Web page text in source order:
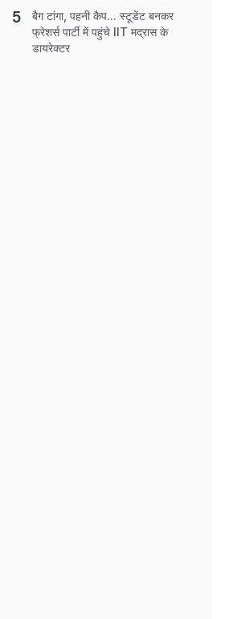
बैग टांगा, पहनी कैप... स्टूडेंट बनकर
फ्रेशर्स पार्टी में पहुंचे IIT मद्रास के
डायरेक्टर